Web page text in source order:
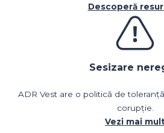
Descoperă
Sesizare
ADR Vest are o politică de
corupție.
Vezi mai